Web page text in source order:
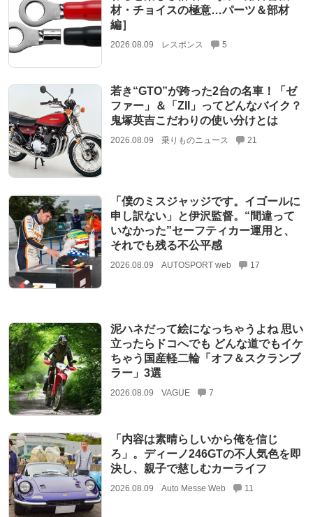
材・チョイスの極意…パーツ＆部材
編］
2026.08.09 レスポンス 5
若き“GTO”が跨った2台の名車！「ゼ
ファー」＆「ZII」ってどんなバイク？
鬼塚英吉こだわりの使い分けとは
2026.08.09 乗りものニュース 21
「僕のミスジャッジです。イゴールに
申し訳ない」と伊沢監督。“間違って
いなかった”セーフティカー運用と、
それでも残る不公平感
2026.08.09 AUTOSPORT web 17
泥ハネだって絵になっちゃうよね 思い
立ったらドコへでも どんな道でもイケ
ちゃう国産軽二輪「オフ＆スクランブ
ラー」3選
2026.08.09 VAGUE 7
「内容は素晴らしいから俺を信じ
ろ」。ディーノ246GTの不人気色を即
決し、親子で慈しむカーライフ
2026.08.09 Auto Messe Web 11